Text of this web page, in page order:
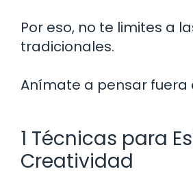
Por eso, no te limites a
tradicionales.
Anímate a pensar fuera
1 Técnicas para
Creatividad